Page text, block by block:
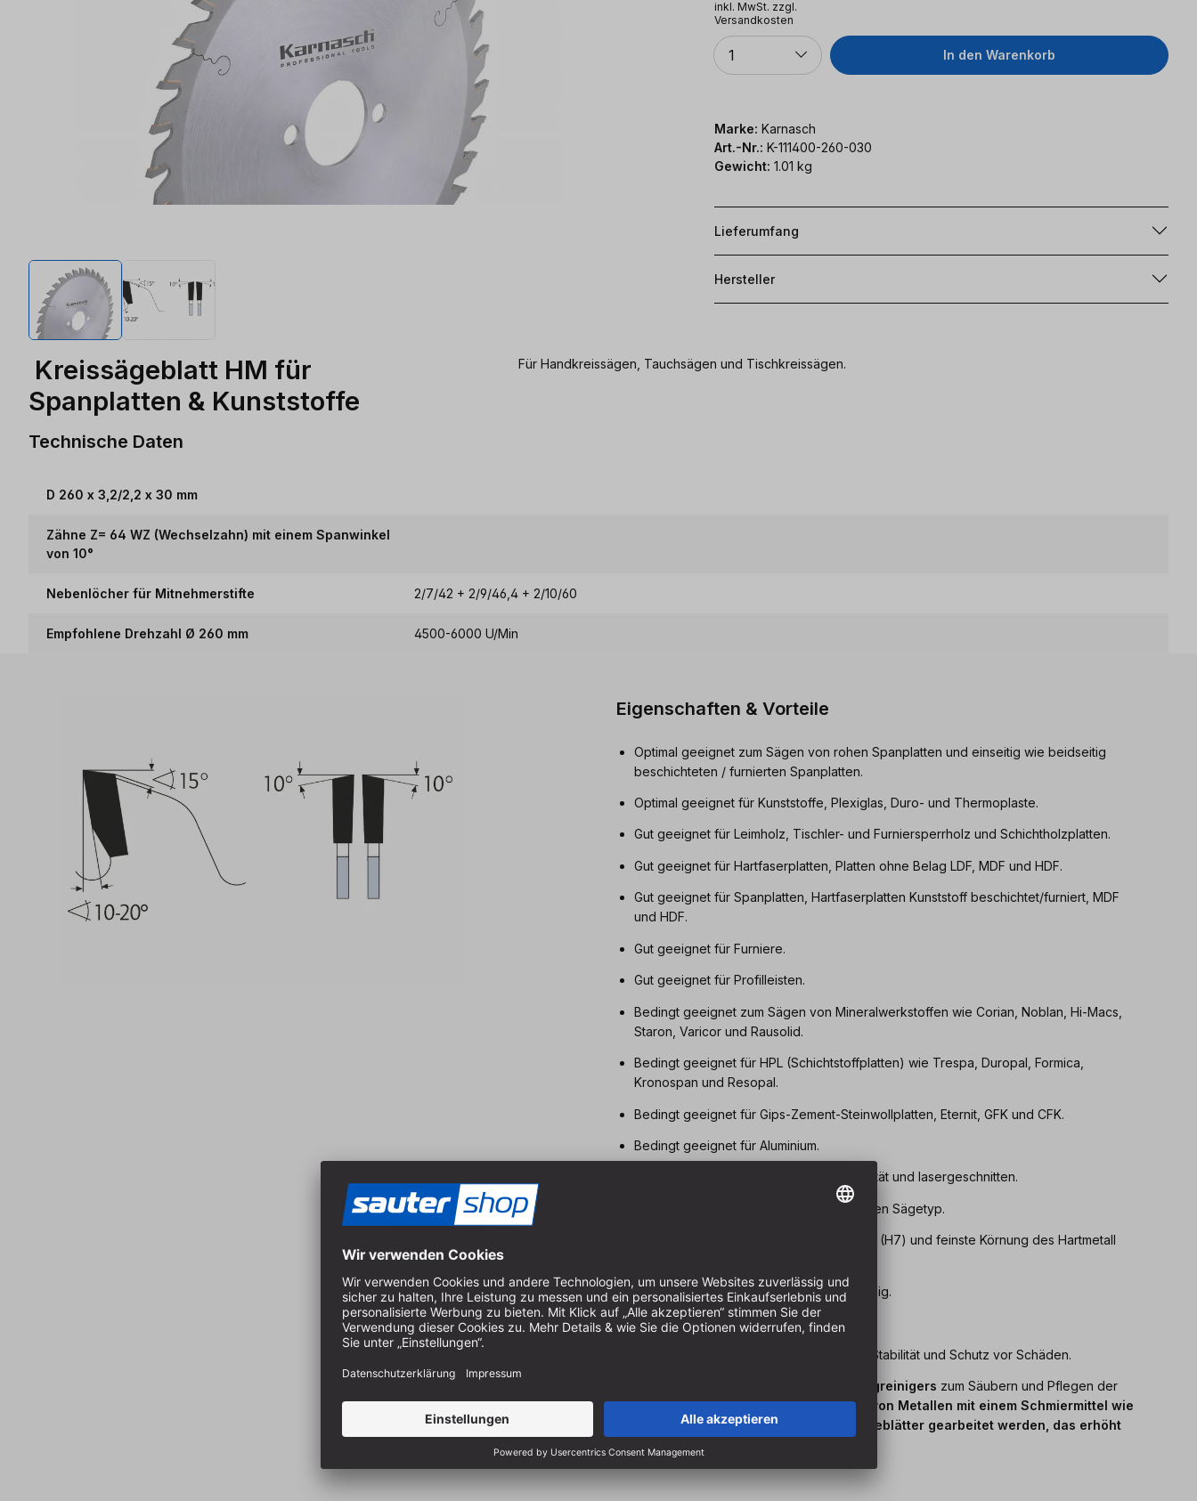
inkl. MwSt. zzgl.
Versandkosten
Anzahl
1 In den Warenkorb
Marke: Karnasch
Art.-Nr.: K-111400-260-030
Gewicht: 1.01 kg
Lieferumfang
Hersteller
Kreissägeblatt HM für
Spanplatten & Kunststoffe
Für Handkreissägen, Tauchsägen und Tischkreissägen.
Technische Daten
D 260 x 3,2/2,2 x 30 mm
Zähne Z= 64 WZ (Wechselzahn) mit einem Spanwinkel
von 10°
Nebenlöcher für Mitnehmerstifte 2/7/42 + 2/9/46,4 + 2/10/60
Empfohlene Drehzahl Ø 260 mm 4500-6000 U/Min
Eigenschaften & Vorteile
Optimal geeignet zum Sägen von rohen Spanplatten und einseitig wie beidseitig
beschichteten / furnierten Spanplatten.
Optimal geeignet für Kunststoffe, Plexiglas, Duro- und Thermoplaste.
Gut geeignet für Leimholz, Tischler- und Furniersperrholz und Schichtholzplatten.
Gut geeignet für Hartfaserplatten, Platten ohne Belag LDF, MDF und HDF.
Gut geeignet für Spanplatten, Hartfaserplatten Kunststoff beschichtet/furniert, MDF
und HDF.
Gut geeignet für Furniere.
Gut geeignet für Profilleisten.
Bedingt geeignet zum Sägen von Mineralwerkstoffen wie Corian, Noblan, Hi-Macs,
Staron, Varicor und Rausolid.
Bedingt geeignet für HPL (Schichtstoffplatten) wie Trespa, Duropal, Formica,
Kronospan und Resopal.
Bedingt geeignet für Gips-Zement-Steinwollplatten, Eternit, GFK und CFK.
Bedingt geeignet für Aluminium.
Stammkörper aus erstklassiger Stahlqualität und lasergeschnitten.
Spezielle HM-Zähne, abgestimmt auf jeden Sägetyp.
Perfekter Anschliff, geringste Toleranzen (H7) und feinste Körnung des Hartmetall
Absolut präzise, geräuscharm und laufruhig.
Gehonte Bohrungen.
Hochwertige Mehrfach-Lötung für mehr Stabilität und Schutz vor Schäden.
Werkzeugreinigers zum Säubern und Pflegen der
Sägeblätter.Zudem sollte beim Sägen von Metallen mit einem Schmiermittel wie
T-TRENDIWAX Gleitmittel für Sägeblätter gearbeitet werden, das erhöht